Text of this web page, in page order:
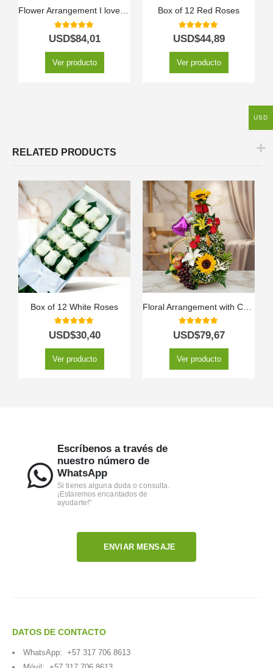
Flower Arrangement I love you
5.00 out of 5
USD$84,01
Ver producto
Box of 12 Red Roses
5.00 out of 5
USD$44,89
Ver producto
RELATED PRODUCTS
Box of 12 White Roses
5.00 out of 5
USD$30,40
Ver producto
5.00 out of 5
USD$79,67
Ver producto
Escríbenos a través de
nuestro número de
WhatsApp
Si tienes alguna duda o consulta.
¡Estaremos encantados de
ayudarte!"
ENVIAR MENSAJE
DATOS DE CONTACTO
WhatsApp: +57 317 706 8613
USD